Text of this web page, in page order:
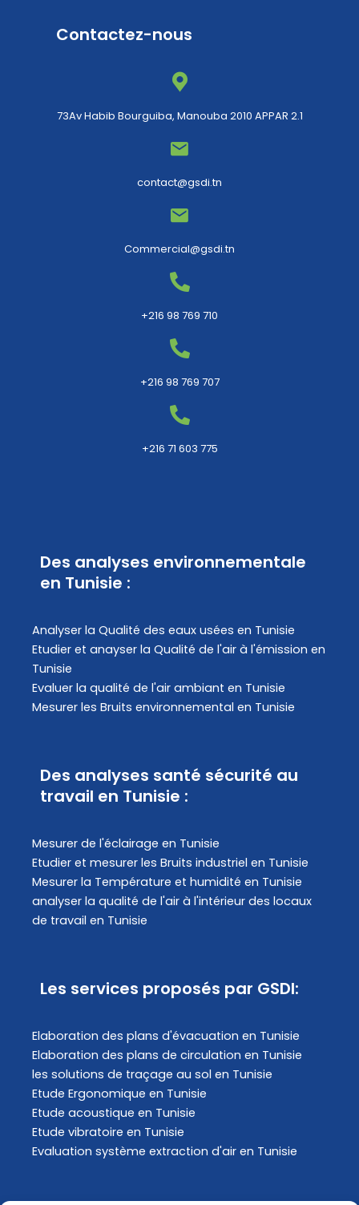
Contactez-nous
73Av Habib Bourguiba, Manouba 2010 APPAR 2.1
contact@gsdi.tn
Commercial@gsdi.tn
+216 98 769 710
+216 98 769 707
+216 71 603 775
Des analyses environnementale
en Tunisie :
Analyser la Qualité des eaux usées en Tunisie
Etudier et anayser la Qualité de l'air à l'émission en
Tunisie
Evaluer la qualité de l'air ambiant en Tunisie
Mesurer les Bruits environnemental en Tunisie
Des analyses santé sécurité au
travail en Tunisie :
Mesurer de l'éclairage en Tunisie
Etudier et mesurer les Bruits industriel en Tunisie
Mesurer la Température et humidité en Tunisie
analyser la qualité de l'air à l'intérieur des locaux
de travail en Tunisie
Les services proposés par GSDI:
Elaboration des plans d'évacuation​ en Tunisie
Elaboration des plans de circulation en Tunisie
les solutions de traçage au sol en Tunisie
Etude Ergonomique en Tunisie
Etude acoustique en Tunisie
Etude vibratoire en Tunisie
Evaluation système extraction d'air en Tunisie